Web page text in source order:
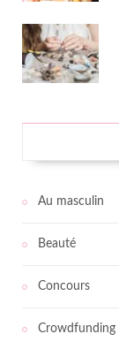
Au masculin
Beauté
Concours
Crowdfunding